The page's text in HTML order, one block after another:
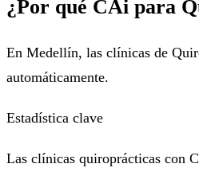
¿Por qué CAi para
En Medellín, las clínicas de
automáticamente.
Estadística clave
Las clínicas quiroprácticas con